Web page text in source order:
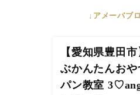
↓アメーバブ
【愛知県豊田
ぶかんたんお
パン教室